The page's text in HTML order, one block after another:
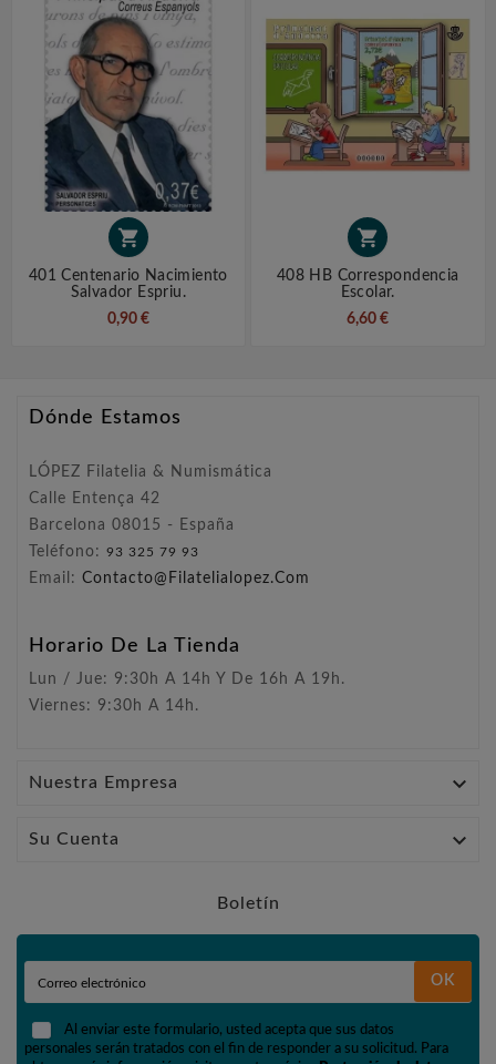

401 Centenario Nacimiento
Salvador Espriu.
0,90 €

408 HB Correspondencia
Escolar.
6,60 €
Dónde Estamos
LÓPEZ Filatelia & Numismática
Calle Entença 42
Barcelona 08015 - España
Teléfono: 93 325 79 93
Email: Contacto@filatelialopez.com
Horario De La Tienda
Lun / Jue: 9:30h A 14h Y De 16h A 19h.
Viernes: 9:30h A 14h.
Nuestra Empresa 
Su Cuenta 
Boletín
OK
Al enviar este formulario, usted acepta que sus datos
personales serán tratados con el fin de responder a su solicitud. Para